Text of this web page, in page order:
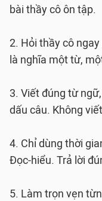
bài thầy cô ôn tập.
2. Hỏi thầy cô
là nghĩa một từ,
3. Viết đúng từ
dấu câu. Không
4. Chỉ dùng thời
Đọc-hiểu. Trả lời
5. Làm trọn vẹn